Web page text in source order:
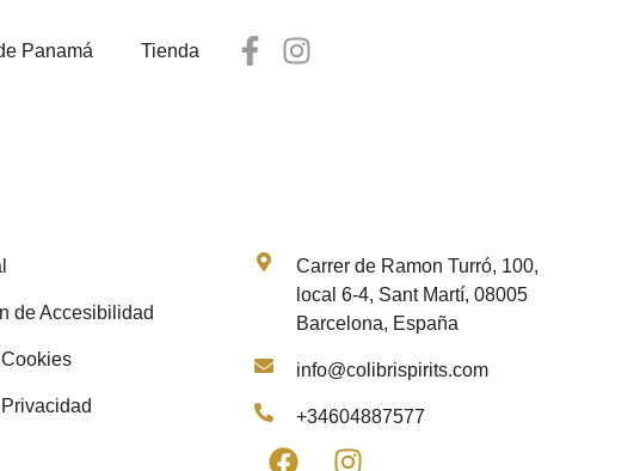
Panamá Tienda
de Accesibilidad
Carrer de Ramon Turró, 100,
local 6-4, Sant Martí, 08005
Barcelona, España
info@colibrispirits.com
+34604887577